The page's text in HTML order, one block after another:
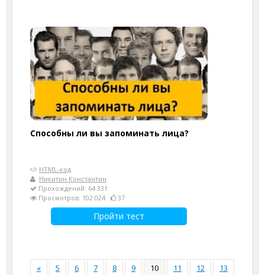
Способны ли вы запоминать лица?
HTML-код
Никитин Константин
Прохождений: 64 331
Просмотров: 102 024
37
Пройти тест
« 5 6 7 8 9 10 11 12
13